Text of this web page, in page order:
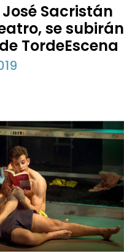
Sacristán
se subirán
TordeEscena